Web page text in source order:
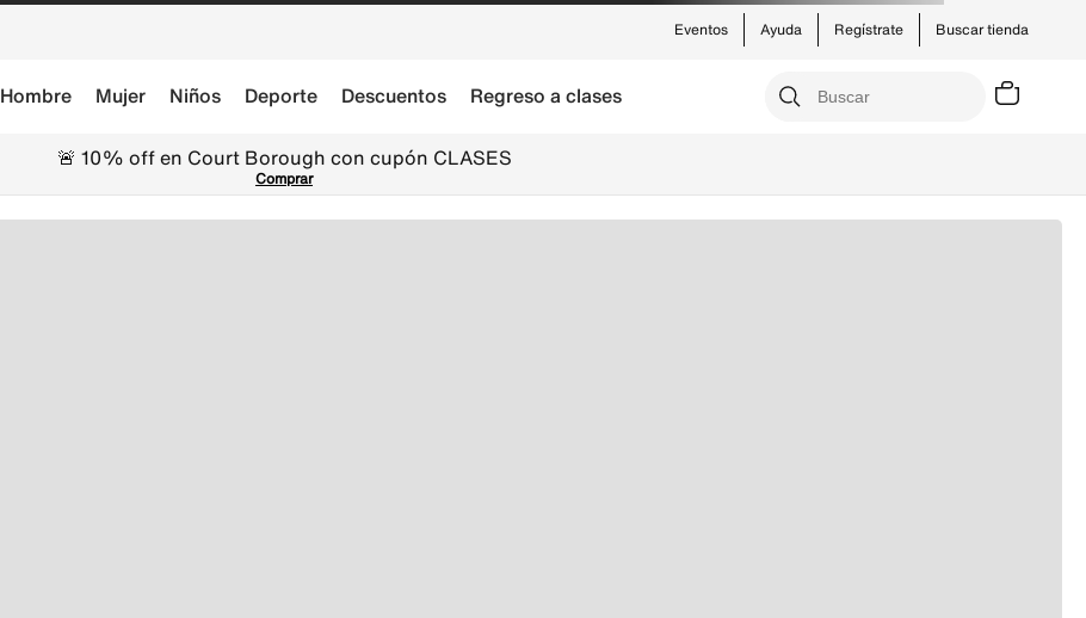
Buscar tienda
Ayuda Regístrate
Eventos
Hombre Mujer Niños Deporte Descuentos Regreso a clases
🚨 10% off en Court Borough con cupón CLASES
Comprar